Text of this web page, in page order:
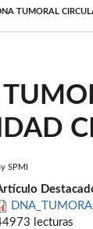
TUMORAL
SPMI
lecturas